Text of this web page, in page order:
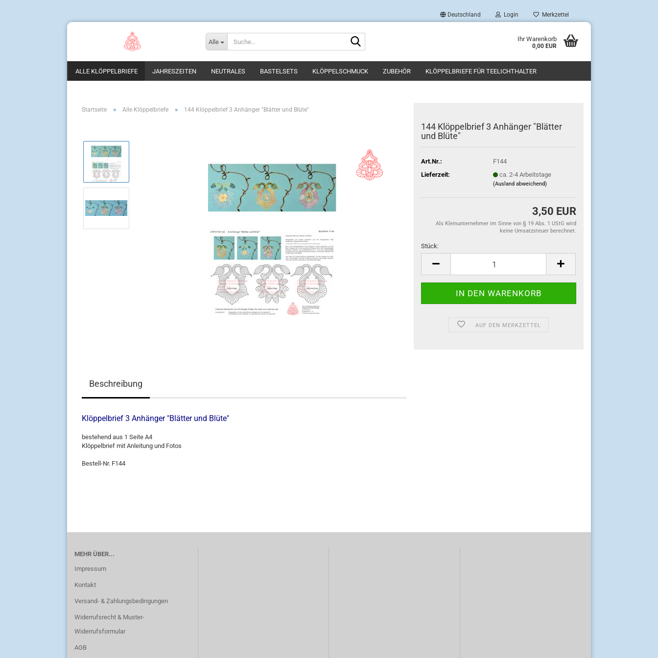
Deutschland Login Merkzettel
Alle Ihr Warenkorb
0,00 EUR
ALLE KLÖPPELBRIEFE JAHRESZEITEN NEUTRALES BASTELSETS KLÖPPELSCHMUCK ZUBEHÖR KLÖPPELBRIEFE FÜR TEELICHTHALTER
Startseite » Alle Klöppelbriefe » 144 Klöppelbrief 3 Anhänger "Blätter und Blüte"
144 Klöppelbrief 3 Anhänger "Blätter
und Blüte"
Art.Nr.:
F144
Lieferzeit:
ca. 2-4 Arbeitstage
(Ausland abweichend)
3,50 EUR
Als Kleinunternehmer im Sinne von § 19 Abs. 1 UStG wird
keine Umsatzsteuer berechnet.
Stück:
Stück
AUF DEN MERKZETTEL
Beschreibung
Klöppelbrief 3 Anhänger "Blätter und Blüte"
bestehend aus 1 Seite A4
Klöppelbrief mit Anleitung und Fotos
Bestell-Nr. F144
MEHR ÜBER...
Impressum
Kontakt
Versand- & Zahlungsbedingungen
Widerrufsrecht & Muster-
Widerrufsformular
AGB